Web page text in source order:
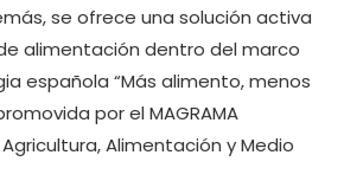
se ofrece una solución activa
alimentación dentro del marco
española “Más alimento, menos
por el MAGRAMA
Alimentación y Medio